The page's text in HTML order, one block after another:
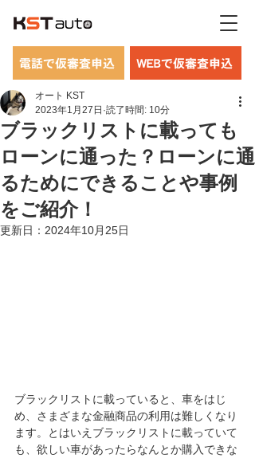
WEBで仮審査申込
電話で仮審査申込
ブラックリストに載っても
ローンに通った？ローンに通
るためにできることや事例
をご紹介！
オート KST
2023年1月27日 読了時間: 10分
更新日： 2024年10月25日
ブラックリストに載っていると、車をはじ
め、さまざまな金融商品の利用は難しくなり
ます。とはいえブラックリストに載っていて
も、欲しい車があったらなんとか購入できな